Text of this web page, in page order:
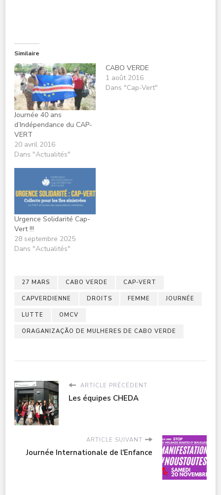
Similaire
Journée 40 ans
d’Indépendance du CAP-
VERT
20 avril 2016
Dans "Actualités"
CABO VERDE
1 août 2016
Dans "Cap-Vert"
Urgence Solidarité Cap-
Vert !!!
28 septembre 2025
Dans "Actualités"
27 MARS CABO VERDE CAP-VERT
CAPVERDIENNE DROITS FEMME JOURNÉE
LUTTE OMCV
ORAGANIZAÇÃO DE MULHERES DE CABO VERDE
ARTICLE PRÉCÉDENT
Les équipes CHEDA
ARTICLE SUIVANT
Journée Internationale de l'Enfance